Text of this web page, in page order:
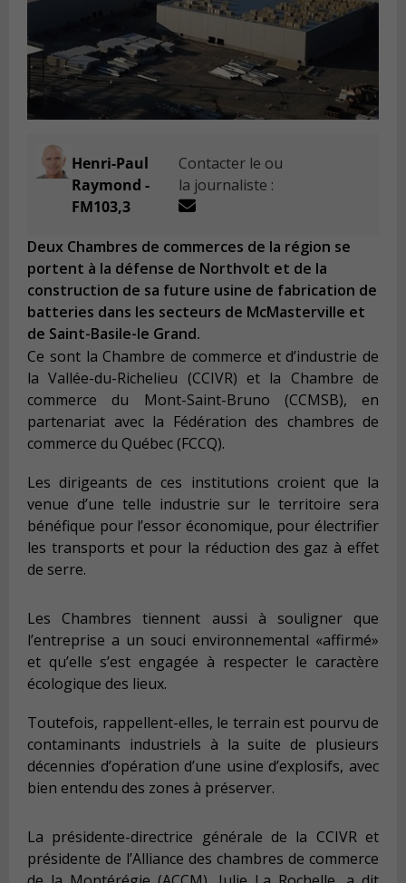
Henri-Paul
Raymond -
FM103,3
Contacter le ou
la journaliste :
Deux Chambres de commerces de la région se
portent à la défense de Northvolt et de la
construction de sa future usine de fabrication de
batteries dans les secteurs de McMasterville et
de Saint-Basile-le Grand.
Ce sont la Chambre de commerce et d’industrie de
la Vallée-du-Richelieu (CCIVR) et la Chambre de
commerce du Mont-Saint-Bruno (CCMSB), en
partenariat avec la Fédération des chambres de
commerce du Québec (FCCQ).
Les dirigeants de ces institutions croient que la
venue d’une telle industrie sur le territoire sera
bénéfique pour l’essor économique, pour électrifier
les transports et pour la réduction des gaz à effet
de serre.
Les Chambres tiennent aussi à souligner que
l’entreprise a un souci environnemental «affirmé»
et qu’elle s’est engagée à respecter le caractère
écologique des lieux.
Toutefois, rappellent-elles, le terrain est pourvu de
contaminants industriels à la suite de plusieurs
décennies d’opération d’une usine d’explosifs, avec
bien entendu des zones à préserver.
La présidente-directrice générale de la CCIVR et
présidente de l’Alliance des chambres de commerce